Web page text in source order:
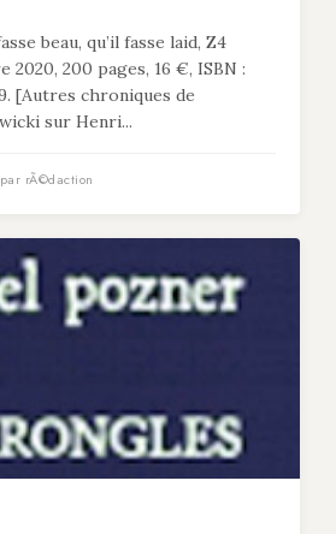
beau, qu’il fasse laid, Z4
2020, 200 pages, 16 €, ISBN :
[Autres chroniques de
sur Henri...
rÃ©daction